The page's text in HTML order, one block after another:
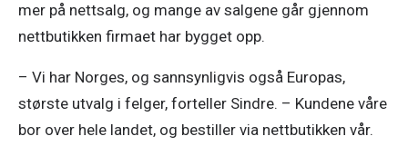
mer på nettsalg, og mange av salgene går gjennom
nettbutikken firmaet har bygget opp.
– Vi har Norges, og sannsynligvis også Europas,
største utvalg i felger, forteller Sindre. – Kundene våre
bor over hele landet, og bestiller via nettbutikken vår.